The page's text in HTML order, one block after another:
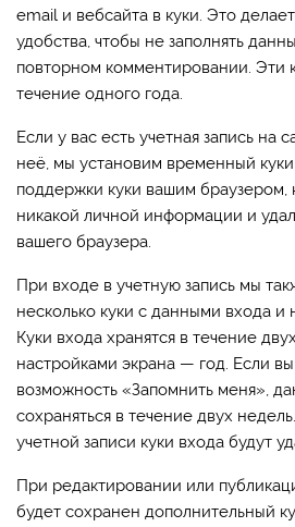
email и вебсайта в куки. Это
удобства, чтобы не заполнять
повторном комментировании. Эти
течение одного года.
Если у вас есть учетная запись на
неё, мы установим временный
поддержки куки вашим браузером,
никакой личной информации и
вашего браузера.
При входе в учетную запись мы
несколько куки с данными входа и
Куки входа хранятся в течение
настройками экрана — год. Если
возможность «Запомнить меня»,
сохраняться в течение двух
учетной записи куки входа будут
При редактировании или
будет сохранен дополнительный